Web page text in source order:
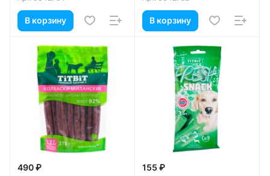
В корзину В корзину
490 ₽
155 ₽